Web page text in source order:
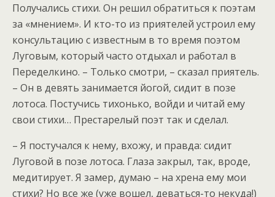
Получались стихи. Он решил обратиться к поэтам
за «мнением». И кто-то из приятелей устроил ему
консультацию с известным в то время поэтом
Луговым, который часто отдыхал и работал в
Переделкино. – Только смотри, – сказал приятель.
– Он в девять занимается йогой, сидит в позе
лотоса. Постучись тихонько, войди и читай ему
свои стихи… Престарелый поэт так и сделал.
– Я постучался к нему, вхожу, и правда: сидит
Луговой в позе лотоса. Глаза закрыл, так, вроде,
медитирует. Я замер, думаю – на хрена ему мои
стихи? Но все же (уже вошел, деваться-то некуда!)